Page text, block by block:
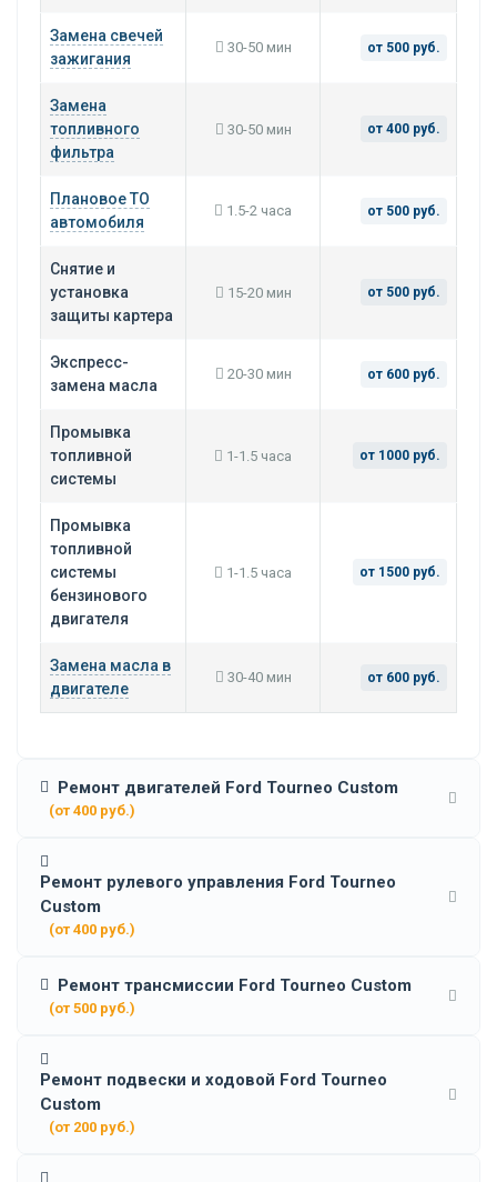
Замена свечей
зажигания
30-50 мин от 500 руб.
Замена
топливного
фильтра
30-50 мин от 400 руб.
Плановое ТО
автомобиля
1.5-2 часа от 500 руб.
Снятие и
установка
защиты картера
15-20 мин от 500 руб.
Экспресс-
замена масла
20-30 мин от 600 руб.
Промывка
топливной
системы
1-1.5 часа от 1000 руб.
Промывка
топливной
системы
бензинового
двигателя
1-1.5 часа от 1500 руб.
Замена масла в
двигателе
30-40 мин от 600 руб.
Ремонт двигателей Ford Tourneo Custom
(от 400 руб.)
Ремонт рулевого управления Ford Tourneo
Custom
(от 400 руб.)
Ремонт трансмиссии Ford Tourneo Custom
(от 500 руб.)
Ремонт подвески и ходовой Ford Tourneo
Custom
(от 200 руб.)